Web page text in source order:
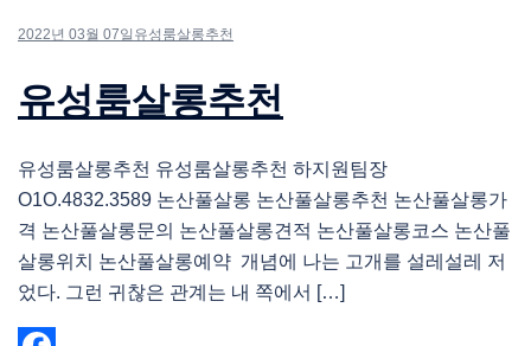
2022년 03월 07일 유성룸살롱추천
유성룸살롱추천
유성룸살롱추천 유성룸살롱추천 하지원팀장
O1O.4832.3589 논산풀살롱 논산풀살롱추천 논산풀살롱가
격 논산풀살롱문의 논산풀살롱견적 논산풀살롱코스 논산풀
살롱위치 논산풀살롱예약 개념에 나는 고개를 설레설레 저
었다. 그런 귀찮은 관계는 내 쪽에서 […]